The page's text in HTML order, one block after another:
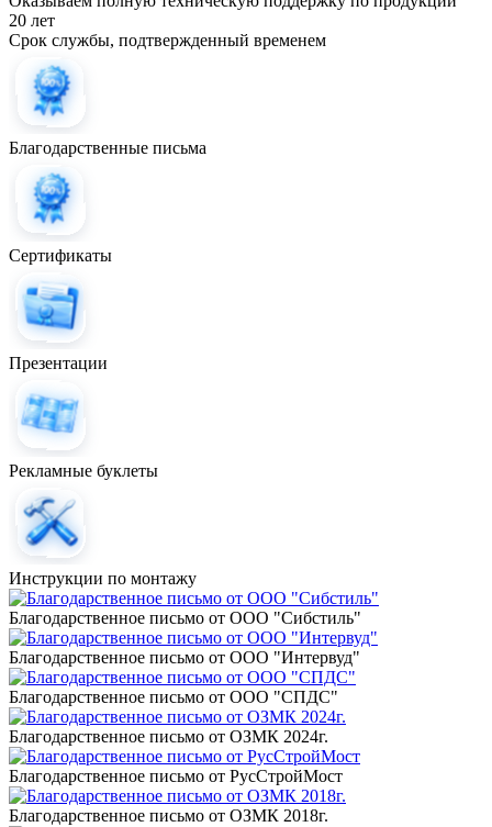
20 лет
Срок службы, подтвержденный временем
Благодарственные письма
Сертификаты
Презентации
Рекламные буклеты
Инструкции по монтажу
Благодарственное письмо от ООО "Сибстиль"
Благодарственное письмо от ООО "Интервуд"
Благодарственное письмо от ООО "СПДС"
Благодарственное письмо от ОЗМК 2024г.
Благодарственное письмо от РусСтройМост
Благодарственное письмо от ОЗМК 2018г.